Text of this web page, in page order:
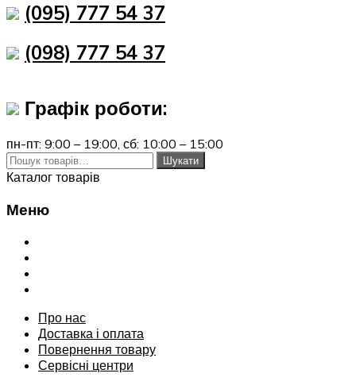
(095) 777 54 37
(098) 777 54 37
Графік роботи:
пн-пт: 9:00 – 19:00, сб: 10:00 – 15:00
Шукати:
Шукати
Каталог товарів
Меню
Переглянути
Про нас
Доставка і оплата
Повернення товару
Сервісні центри